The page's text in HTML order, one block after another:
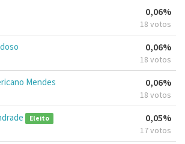
0,06%
18 votos
0,06%
18 votos
Mendes 0,06%
18 votos
Eleito 0,05%
17 votos